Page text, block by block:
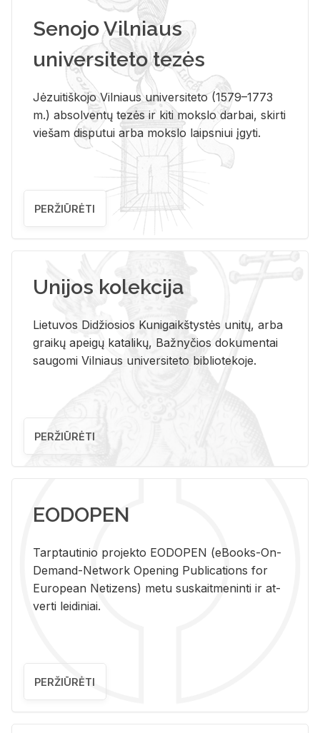
Senojo Vilniaus
universiteto tezės
Jėzuitiškojo Vilniaus universiteto (1579–1773
m.) absolventų tezės ir kiti mokslo darbai, skirti
viešam disputui arba mokslo laipsniui įgyti.
PERŽIŪRĖTI
Unijos kolekcija
Lietuvos Didžiosios Kunigaikštystės unitų, arba
graikų apeigų katalikų, Bažnyčios dokumentai
saugomi Vilniaus universiteto bibliotekoje.
PERŽIŪRĖTI
EODOPEN
Tarp­tau­ti­nio pro­jek­to EO­DO­PEN (eBo­oks-On-
De­mand-Ne­twork Ope­ning Pub­li­ca­tions for
Eu­ro­pe­an Ne­ti­zens) metu su­skait­me­nin­ti ir at­
ver­ti lei­di­niai.
PERŽIŪRĖTI